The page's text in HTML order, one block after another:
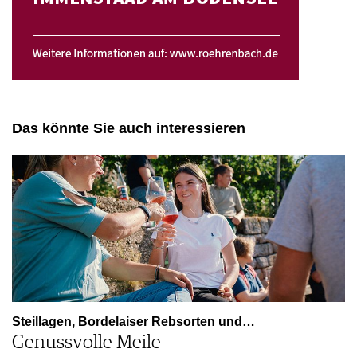
Das könnte Sie auch interessieren
Steillagen, Bordelaiser Rebsorten und…
Genussvolle Meile